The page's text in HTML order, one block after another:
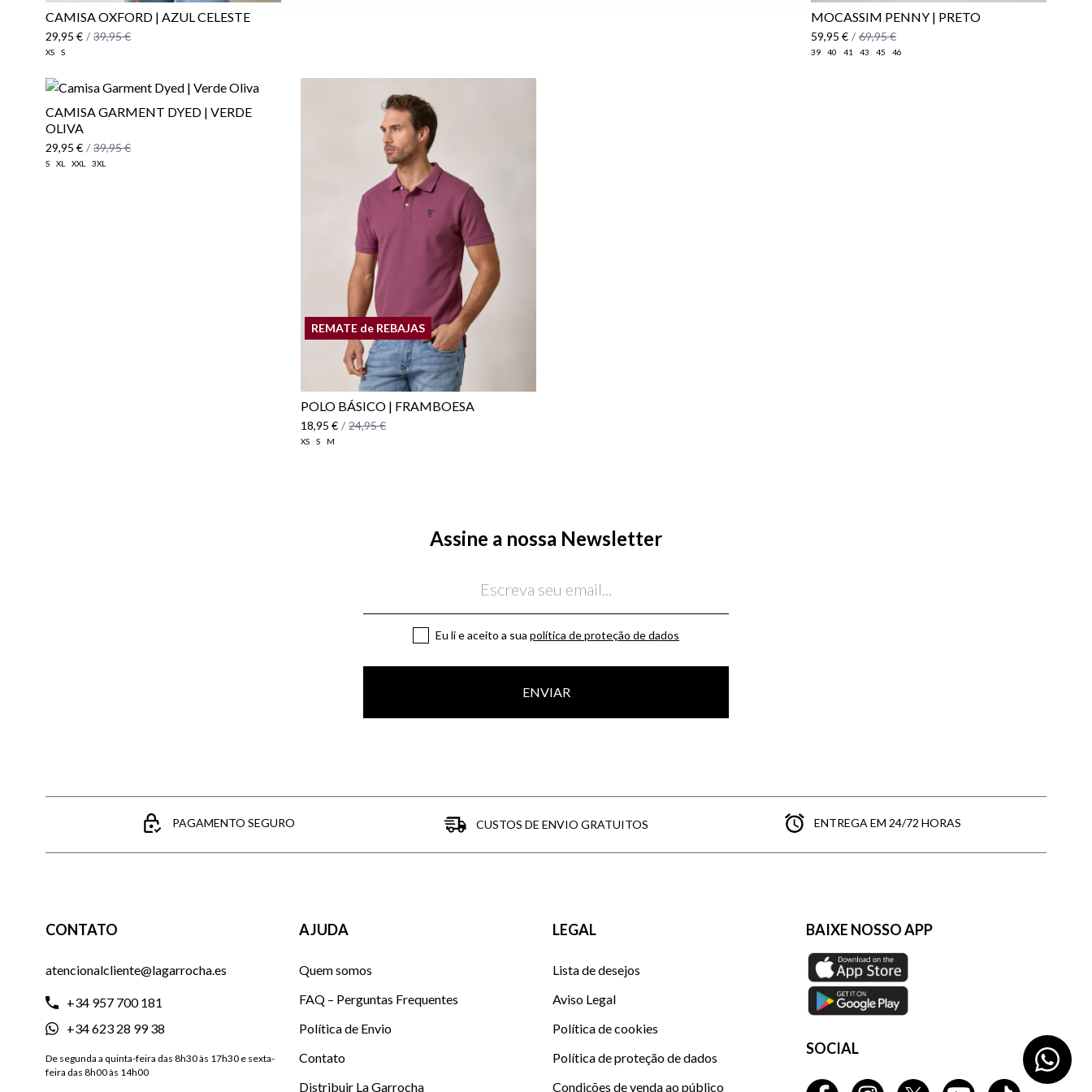
CAMISA OXFORD | AZUL CELESTE
29,95 € / 39,95 €
XS S
MOCASSIM PENNY | PRETO
59,95 € / 69,95 €
39 40 41 43 45 46
CAMISA GARMENT DYED | VERDE
OLIVA
29,95 € / 39,95 €
S XL XXL 3XL
REMATE de REBAJAS
POLO BÁSICO | FRAMBOESA
18,95 € / 24,95 €
XS S M
Assine a nossa Newsletter
Eu li e aceito a sua política de proteção de dados
ENVIAR
PAGAMENTO SEGURO CUSTOS DE ENVIO GRATUITOS ENTREGA EM 24/72 HORAS
CONTATO
atencionalcliente@lagarrocha.es
+34 957 700 181
+34 623 28 99 38
De segunda a quinta-feira das 8h30 às 17h30 e sexta-
feira das 8h00 às 14h00
AJUDA
Quem somos
FAQ – Perguntas Frequentes
Política de Envio
Contato
Distribuir La Garrocha
LEGAL
Lista de desejos
Aviso Legal
Política de cookies
Política de proteção de dados
Condições de venda ao público
BAIXE NOSSO APP
SOCIAL